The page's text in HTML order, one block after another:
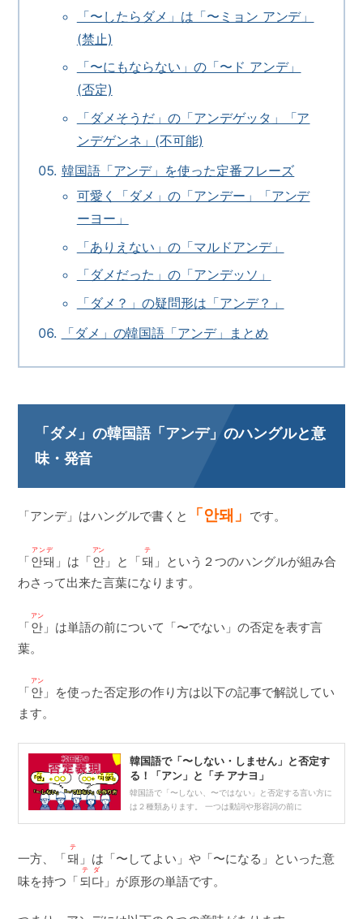
「〜したらダメ」は「〜ミョン アンデ」
(禁止)
「〜にもならない」の「〜ド アンデ」
(否定)
「ダメそうだ」の「アンデゲッタ」「ア
ンデゲンネ」(不可能)
韓国語「アンデ」を使った定番フレーズ
可愛く「ダメ」の「アンデー」「アンデ
ーヨー」
「ありえない」の「マルドアンデ」
「ダメだった」の「アンデッソ」
「ダメ？」の疑問形は「アンデ？」
「ダメ」の韓国語「アンデ」まとめ
「ダメ」の韓国語「アンデ」のハングルと意
味・発音
「アンデ」はハングルで書くと 「안돼」 です。
「안돼
アンデ
」は「안
アン
」と「돼
テ
」という２つのハングルが組み合
わさって出来た言葉になります。
「안
アン
」は単語の前について「〜でない」の否定を表す言
葉。
「안
アン
」を使った否定形の作り方は以下の記事で解説してい
ます。
韓国語で「〜しない・しません」と否定す
る！「アン」と「チ アナヨ」
韓国語で「〜しない、〜ではない」と否定する言い方に
は２種類あります。 一つは動詞や形容詞の前に
一方、「돼
テ
」は「〜してよい」や「〜になる」といった意
味を持つ「되다
テダ
」が原形の単語です。